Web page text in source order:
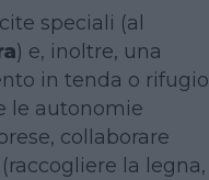
speciali (al
) e, inoltre, una
in tenda o rifugio
le autonomie
collaborare
la legna,